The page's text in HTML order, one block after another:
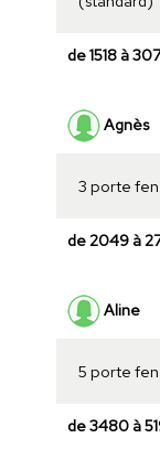
de 1518 à
Agnès
3 porte
de 2049 à
Aline
5 porte
de 3480 à